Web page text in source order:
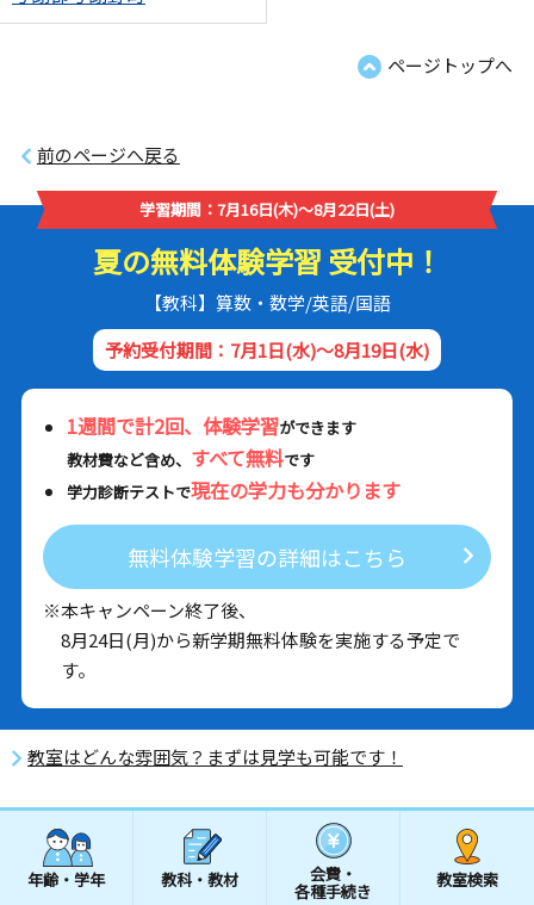
ページトップへ
前のページへ戻る
学習期間：7月16日(木)～8月22日(土)
夏の無料体験学習 受付中！
【教科】算数・数学/英語/国語
予約受付期間：7月1日(水)～8月19日(水)
1週間で計2回、体験学習ができます
教材費など含め、 すべて無料です
学力診断テストで現在の学力も分かります
無料体験学習の詳細はこちら
※本キャンペーン終了後、
8月24日(月)から新学期無料体験を実施する予定で
す。
教室はどんな雰囲気？まずは見学も可能です！
年齢・学年 教科・教材 会費・
各種手続き
教室検索